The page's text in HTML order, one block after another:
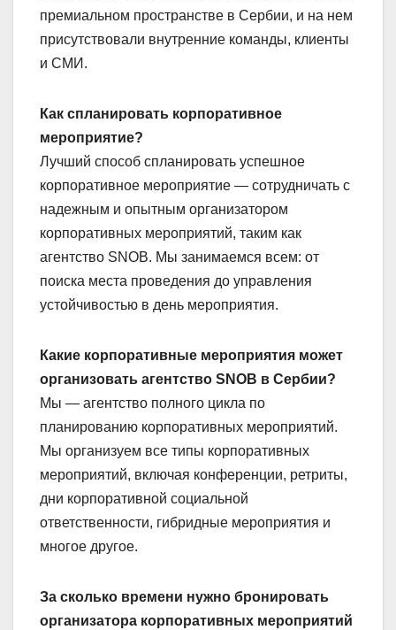
премиальном пространстве в Сербии, и на нем
присутствовали внутренние команды, клиенты
и СМИ.
Как спланировать корпоративное
мероприятие?
Лучший способ спланировать успешное
корпоративное мероприятие — сотрудничать с
надежным и опытным организатором
корпоративных мероприятий, таким как
агентство SNOB. Мы занимаемся всем: от
поиска места проведения до управления
устойчивостью в день мероприятия.
Какие корпоративные мероприятия может
организовать агентство SNOB в Сербии?
Мы — агентство полного цикла по
планированию корпоративных мероприятий.
Мы организуем все типы корпоративных
мероприятий, включая конференции, ретриты,
дни корпоративной социальной
ответственности, гибридные мероприятия и
многое другое.
За сколько времени нужно бронировать
организатора корпоративных мероприятий